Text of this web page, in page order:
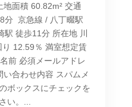
面積 60.82m² 交通
分 京急線 / 八丁畷駅
駅 徒歩11分 所在地 川
12.59％ 満室想定賃
前 必須メールアドレ
合わせ内容 スパムメ
ボックスにチェックを
い。...